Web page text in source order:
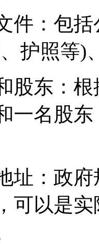
：包括
护照等)
东：根
一名股
：政府
可以是